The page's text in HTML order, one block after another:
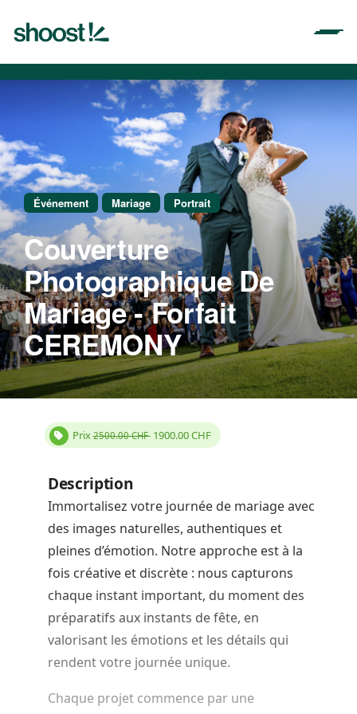
contenu
Événement Mariage Portrait
Couverture
Photographique De
Mariage - Forfait
CEREMONY
Prix2500.00 CHF 1900.00CHF
Description
Immortalisez votre journée de mariage avec
des images naturelles, authentiques et
pleines d’émotion. Notre approche est à la
fois créative et discrète : nous capturons
chaque instant important, du moment des
préparatifs aux instants de fête, en
valorisant les émotions et les détails qui
rendent votre journée unique.
Chaque projet commence par une